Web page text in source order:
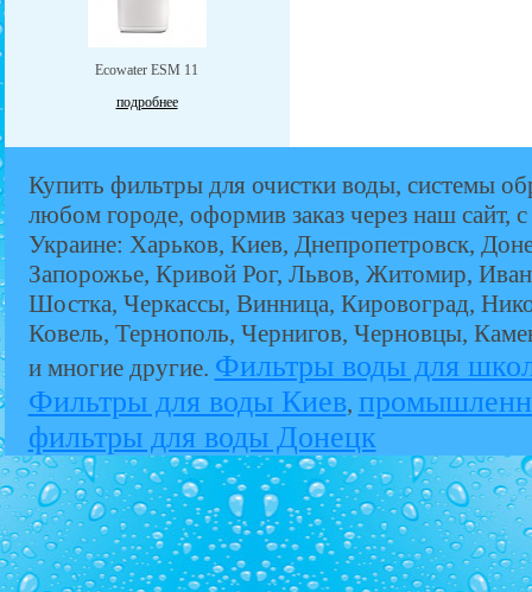
Ecowater ESM 11
подробнее
Купить фильтры для очистки воды, системы
любом городе, оформив заказ через наш сайт,
Украине: Харьков, Киев, Днепропетровск,
Запорожье, Кривой Рог, Львов, Житомир,
Шостка, Черкассы, Винница, Кировоград,
Ковель, Тернополь, Чернигов, Черновцы,
и многие другие. Фильтры воды для
Фильтры для воды Киев,
фильтры для воды Донецк